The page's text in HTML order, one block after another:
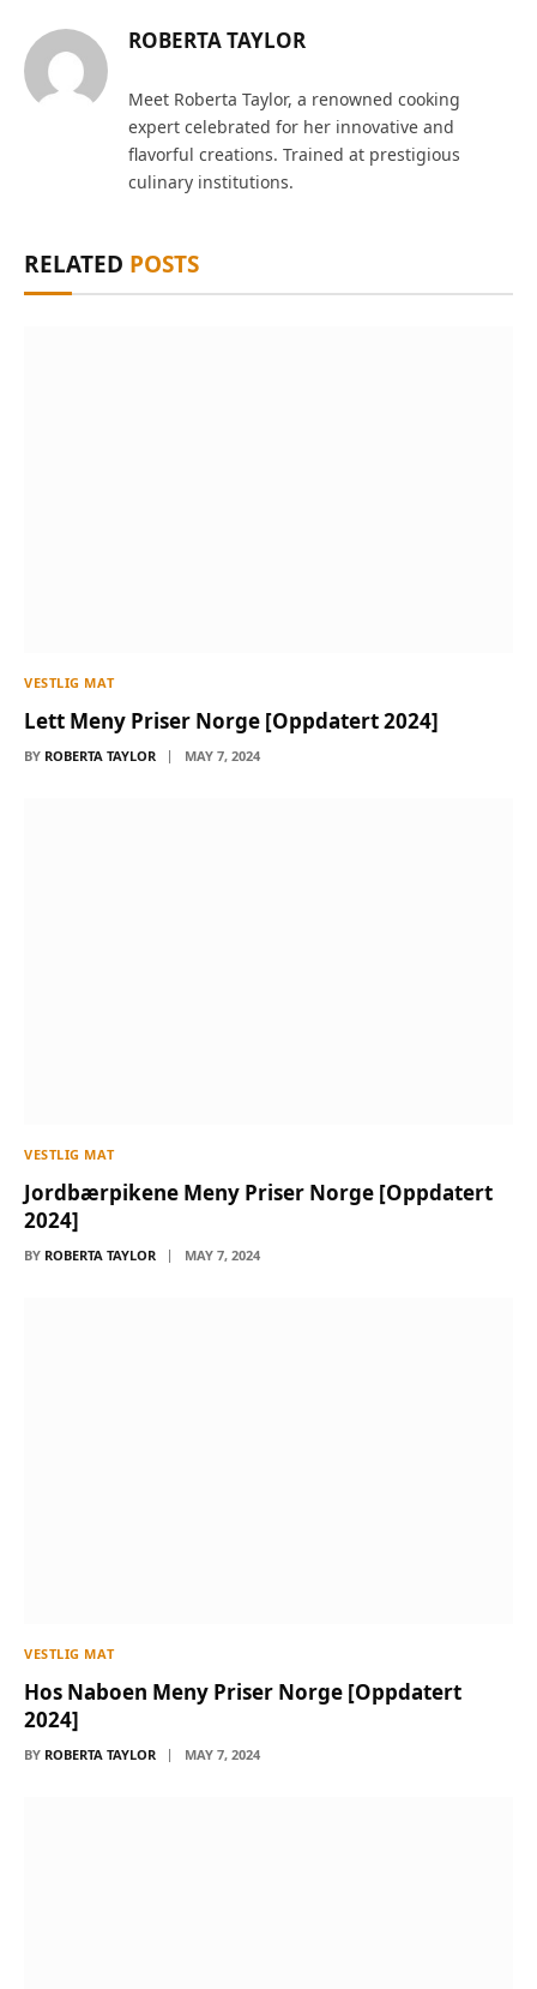
ROBERTA TAYLOR
Meet Roberta Taylor, a renowned cooking
expert celebrated for her innovative and
flavorful creations. Trained at prestigious
culinary institutions.
RELATED POSTS
VESTLIG MAT
Lett Meny Priser Norge [Oppdatert 2024]
BY ROBERTA TAYLOR MAY 7, 2024
VESTLIG MAT
Jordbærpikene Meny Priser Norge [Oppdatert
2024]
BY ROBERTA TAYLOR MAY 7, 2024
VESTLIG MAT
Hos Naboen Meny Priser Norge [Oppdatert
2024]
BY ROBERTA TAYLOR MAY 7, 2024